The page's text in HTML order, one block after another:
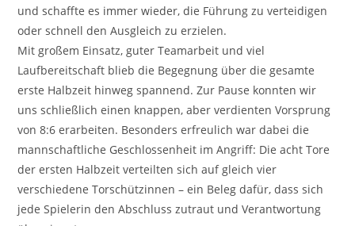
und schaffte es immer wieder, die Führung zu verteidigen
oder schnell den Ausgleich zu erzielen.
Mit großem Einsatz, guter Teamarbeit und viel
Laufbereitschaft blieb die Begegnung über die gesamte
erste Halbzeit hinweg spannend. Zur Pause konnten wir
uns schließlich einen knappen, aber verdienten Vorsprung
von 8:6 erarbeiten. Besonders erfreulich war dabei die
mannschaftliche Geschlossenheit im Angriff: Die acht Tore
der ersten Halbzeit verteilten sich auf gleich vier
verschiedene Torschützinnen – ein Beleg dafür, dass sich
jede Spielerin den Abschluss zutraut und Verantwortung